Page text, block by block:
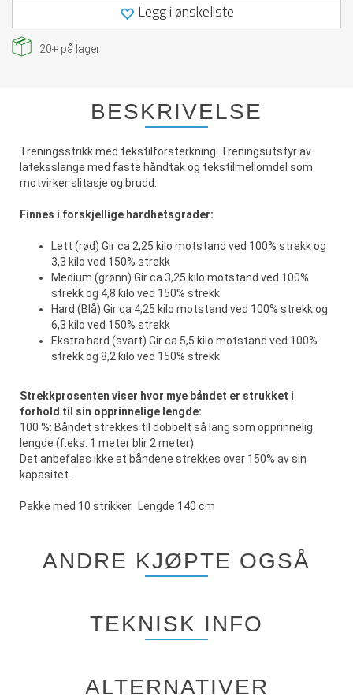
Legg i ønskeliste
20+ på lager
BESKRIVELSE
Treningsstrikk med tekstilforsterkning. Treningsutstyr av
lateksslange med faste håndtak og tekstilmellomdel som
motvirker slitasje og brudd.
Finnes i forskjellige hardhetsgrader:
Lett (rød) Gir ca 2,25 kilo motstand ved 100% strekk og
3,3 kilo ved 150% strekk
Medium (grønn) Gir ca 3,25 kilo motstand ved 100%
strekk og 4,8 kilo ved 150% strekk
Hard (Blå) Gir ca 4,25 kilo motstand ved 100% strekk og
6,3 kilo ved 150% strekk
Ekstra hard (svart) Gir ca 5,5 kilo motstand ved 100%
strekk og 8,2 kilo ved 150% strekk
Strekkprosenten viser hvor mye båndet er strukket i
forhold til sin opprinnelige lengde:
100 %: Båndet strekkes til dobbelt så lang som opprinnelig
lengde (f.eks. 1 meter blir 2 meter).
Det anbefales ikke at båndene strekkes over 150% av sin
kapasitet.
Pakke med 10 strikker. Lengde 140 cm
ANDRE KJØPTE OGSÅ
TEKNISK INFO
ALTERNATIVER